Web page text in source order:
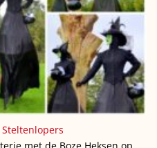
Steltenlopers
met de Boze Heksen op